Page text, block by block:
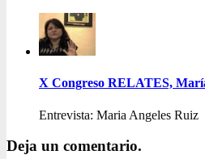
X Congreso RELATES,
Entrevista: Maria Angeles Ruiz
Deja un comentario.